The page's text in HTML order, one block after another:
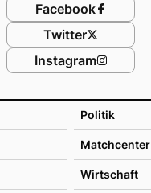
Politik
Matchcenter
Wirtschaft
Facebook
Twitter
Instagram